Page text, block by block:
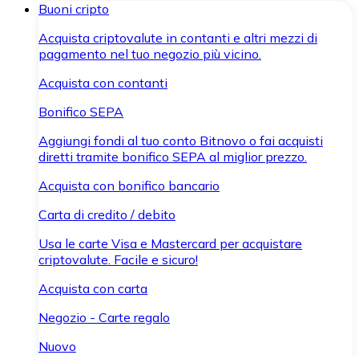
Buoni cripto
Acquista criptovalute in contanti e altri mezzi di
pagamento nel tuo negozio più vicino.
Acquista con contanti
Bonifico SEPA
Aggiungi fondi al tuo conto Bitnovo o fai acquisti
diretti tramite bonifico SEPA al miglior prezzo.
Acquista con bonifico bancario
Carta di credito / debito
Usa le carte Visa e Mastercard per acquistare
criptovalute. Facile e sicuro!
Acquista con carta
Negozio - Carte regalo
Nuovo